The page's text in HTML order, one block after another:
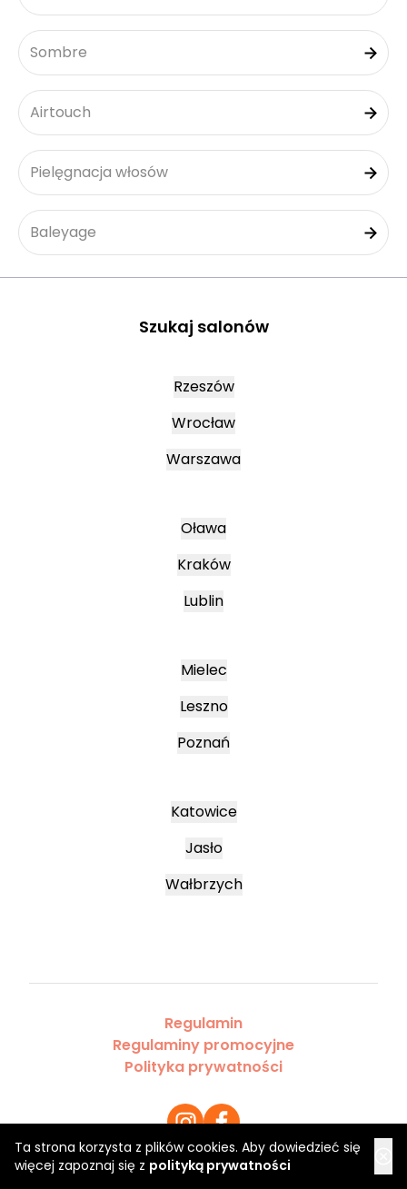
Ta strona korzysta z plików cookies. Aby dowiedzieć się
więcej zapoznaj się z polityką prywatności
Sombre
Airtouch
Pielęgnacja włosów
Baleyage
Szukaj salonów
Rzeszów
Wrocław
Warszawa
Oława
Kraków
Lublin
Mielec
Leszno
Poznań
Katowice
Jasło
Wałbrzych
Regulamin
Regulaminy promocyjne
Polityka prywatności